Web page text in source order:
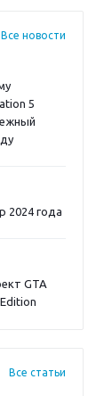
Все новости
5
2024 года
GTA
Все статьи